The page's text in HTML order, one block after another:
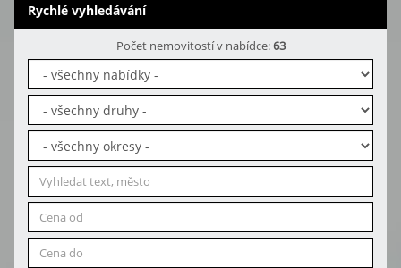
Rychlé vyhledávání
Počet nemovitostí v nabídce:63